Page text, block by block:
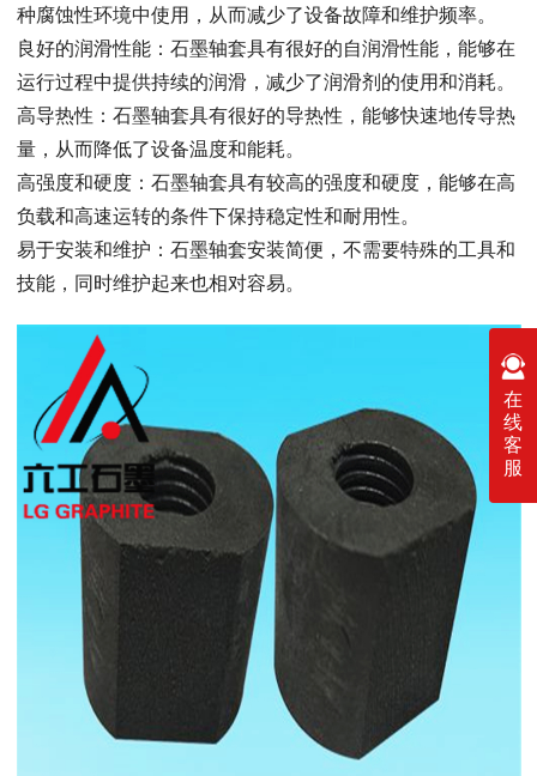
种腐蚀性环境中使用，从而减少了设备故障和维护频率。
良好的润滑性能：石墨轴套具有很好的自润滑性能，能够在
运行过程中提供持续的润滑，减少了润滑剂的使用和消耗。
高导热性：石墨轴套具有很好的导热性，能够快速地传导热
量，从而降低了设备温度和能耗。
高强度和硬度：石墨轴套具有较高的强度和硬度，能够在高
负载和高速运转的条件下保持稳定性和耐用性。
易于安装和维护：石墨轴套安装简便，不需要特殊的工具和
技能，同时维护起来也相对容易。
在
线
客
服